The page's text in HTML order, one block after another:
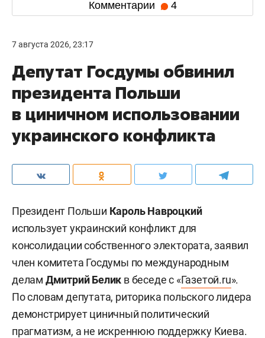
Комментарии 4
7 августа 2026, 23:17
Депутат Госдумы обвинил
президента Польши
в циничном использовании
украинского конфликта
Президент Польши Кароль Навроцкий
использует украинский конфликт для
консолидации собственного электората, заявил
член комитета Госдумы по международным
делам Дмитрий Белик в беседе с «Газетой.ru».
По словам депутата, риторика польского лидера
демонстрирует циничный политический
прагматизм, а не искреннюю поддержку Киева.